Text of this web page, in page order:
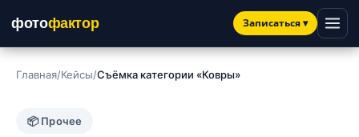
фотофактор Записаться▾
Главная/Кейсы/Съёмка категории «Ковры»
📦 Прочее